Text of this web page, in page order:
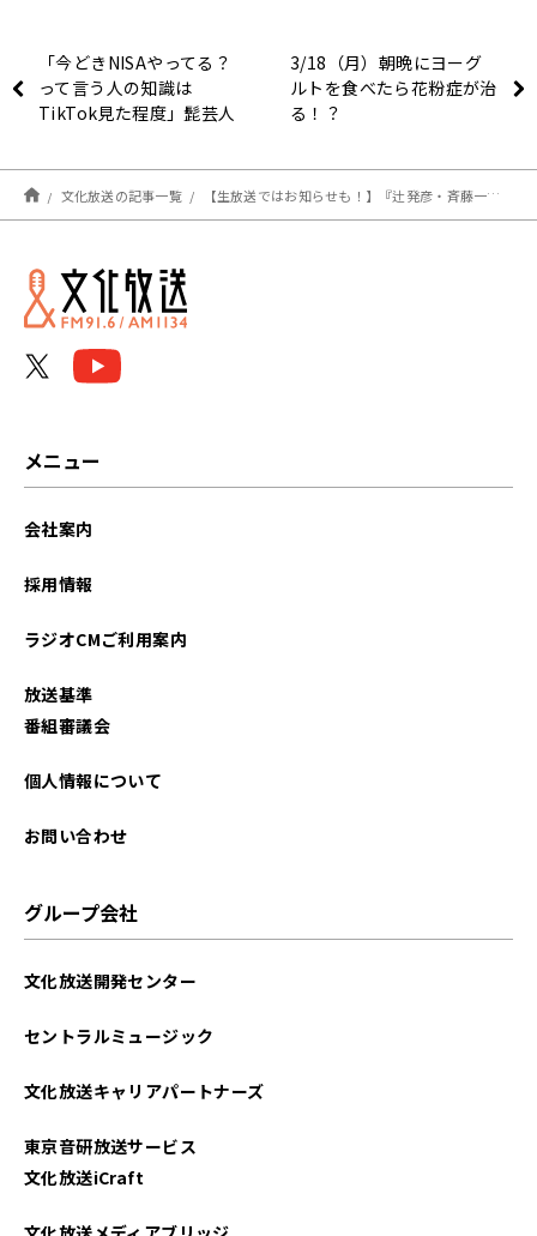
「今どきNISAやってる？
って言う人の知識は
TikTok見た程度」髭芸人
3/18（月）朝晩にヨーグ
ルトを食べたら花粉症が治
る！？
文化放送の記事一覧 【生放送ではお知らせも！】『辻発彦・斉藤一美・向井葉月の語れ！ライオンズ プロ野球開幕直前スペシャル』3月27日（水）午後7時～放送決定！
メニュー
会社案内
採用情報
ラジオCMご利用案内
放送基準
番組審議会
個人情報について
お問い合わせ
グループ会社
文化放送開発センター
セントラルミュージック
文化放送キャリアパートナーズ
東京音研放送サービス
文化放送iCraft